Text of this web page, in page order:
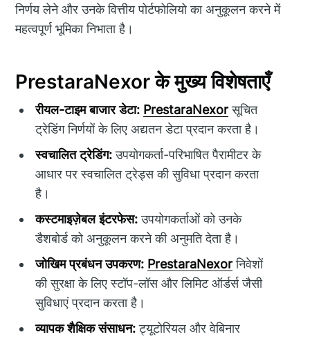
निर्णय लेने और उनके वित्तीय पोर्टफोलियो का अनुकूलन करने में
महत्वपूर्ण भूमिका निभाता है।
PrestaraNexor के मुख्य विशेषताएँ
रीयल-टाइम बाजार डेटा: PrestaraNexorसूचित
ट्रेडिंग निर्णयों के लिए अद्यतन डेटा प्रदान करता है।
स्वचालित ट्रेडिंग:उपयोगकर्ता-परिभाषित पैरामीटर के
आधार पर स्वचालित ट्रेड्स की सुविधा प्रदान करता
है।
कस्टमाइज़ेबल इंटरफेस:उपयोगकर्ताओं को उनके
डैशबोर्ड को अनुकूलन करने की अनुमति देता है।
जोखिम प्रबंधन उपकरण: PrestaraNexorनिवेशों
की सुरक्षा के लिए स्टॉप-लॉस और लिमिट ऑर्डर्स जैसी
सुविधाएं प्रदान करता है।
व्यापक शैक्षिक संसाधन:ट्यूटोरियल और वेबिनार